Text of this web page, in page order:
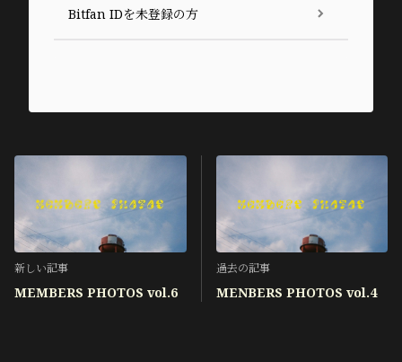
Bitfan IDを未登録の方
新しい記事
MEMBERS PHOTOS vol.6
過去の記事
MENBERS PHOTOS vol.4